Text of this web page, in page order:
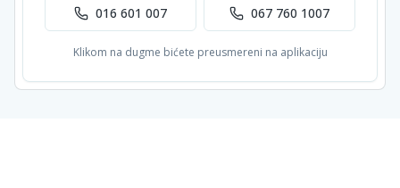
016 601 007 067 760 1007
Klikom na dugme bićete preusmereni na aplikaciju